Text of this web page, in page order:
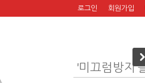
로그인 회원가입